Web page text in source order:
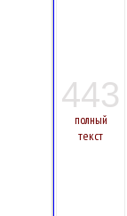
443
полный
текст